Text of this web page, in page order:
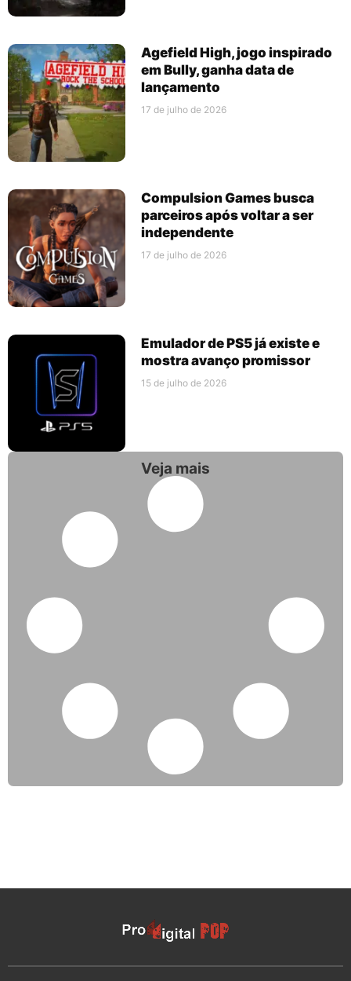
Agefield High, jogo inspirado
em Bully, ganha data de
lançamento
17 de julho de 2026
Compulsion Games busca
parceiros após voltar a ser
independente
17 de julho de 2026
Emulador de PS5 já existe e
mostra avanço promissor
15 de julho de 2026
Veja mais